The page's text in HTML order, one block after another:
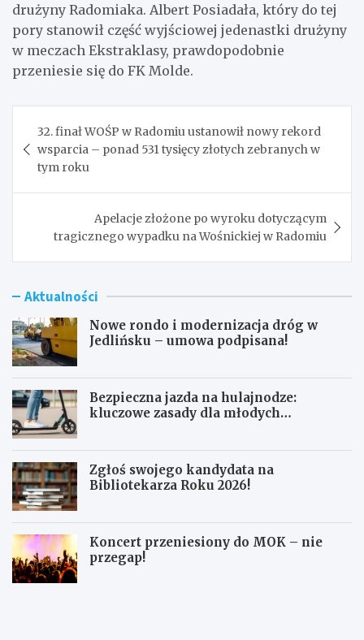
drużyny Radomiaka. Albert Posiadała, który do tej
pory stanowił część wyjściowej jedenastki drużyny
w meczach Ekstraklasy, prawdopodobnie
przeniesie się do FK Molde.
Nawigacja
wpisu
32. finał WOŚP w Radomiu ustanowił nowy rekord
wsparcia – ponad 531 tysięcy złotych zebranych w
tym roku
Apelacje złożone po wyroku dotyczącym
tragicznego wypadku na Wośnickiej w Radomiu
Aktualności
Nowe rondo i modernizacja dróg w
Jedlińsku – umowa podpisana!
Bezpieczna jazda na hulajnodze:
kluczowe zasady dla młodych
Zgłoś swojego kandydata na
Bibliotekarza Roku 2026!
Koncert przeniesiony do MOK – nie
przegap!
N
B